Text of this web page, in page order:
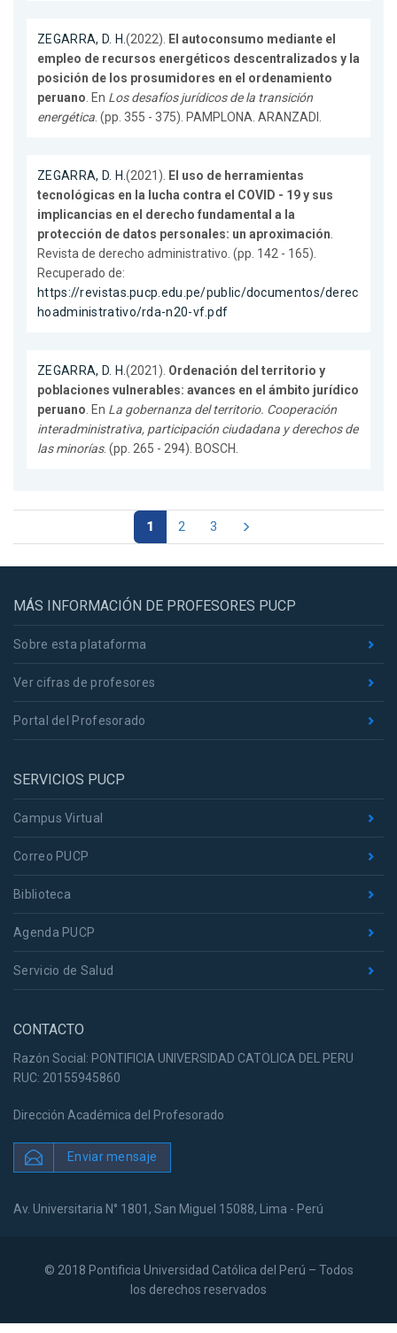
ZEGARRA, D. H.(2022). El autoconsumo mediante el
empleo de recursos energéticos descentralizados y la
posición de los prosumidores en el ordenamiento
peruano. En Los desafíos jurídicos de la transición
energética. (pp. 355 - 375). PAMPLONA. ARANZADI.
ZEGARRA, D. H.(2021). El uso de herramientas
tecnológicas en la lucha contra el COVID - 19 y sus
implicancias en el derecho fundamental a la
protección de datos personales: un aproximación.
Revista de derecho administrativo. (pp. 142 - 165).
Recuperado de:
https://revistas.pucp.edu.pe/public/documentos/derec
hoadministrativo/rda-n20-vf.pdf
ZEGARRA, D. H.(2021). Ordenación del territorio y
poblaciones vulnerables: avances en el ámbito jurídico
peruano. En La gobernanza del territorio. Cooperación
interadministrativa, participación ciudadana y derechos de
las minorías. (pp. 265 - 294). BOSCH.
1 2 3
MÁS INFORMACIÓN DE PROFESORES PUCP
Sobre esta plataforma
Ver cifras de profesores
Portal del Profesorado
SERVICIOS PUCP
Campus Virtual
Correo PUCP
Biblioteca
Agenda PUCP
Servicio de Salud
CONTACTO
Razón Social: PONTIFICIA UNIVERSIDAD CATOLICA DEL PERU
RUC: 20155945860
Dirección Académica del Profesorado
Enviar mensaje
Av. Universitaria N° 1801, San Miguel 15088, Lima - Perú
© 2018 Pontificia Universidad Católica del Perú – Todos
los derechos reservados